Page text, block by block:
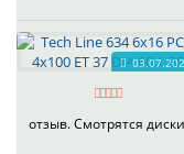
отзыв. Смотрятся